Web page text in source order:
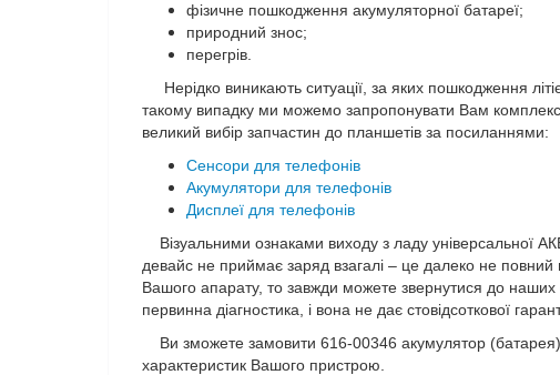
фізичне пошкодження акумуляторної батареї;
природний знос;
перегрів.
Нерідко виникають ситуації, за яких пошкодження
такому випадку ми можемо запропонувати Вам
великий вибір запчастин до планшетів за посиланнями:
Сенсори для телефонів
Акумулятори для телефонів
Дисплеї для телефонів
Візуальними ознаками виходу з ладу універсальної
девайс не приймає заряд взагалі – це далеко не
Вашого апарату, то завжди можете звернутися до наших
первинна діагностика, і вона не дає стовідсоткової
Ви зможете замовити 616-00346 акумулятор
характеристик Вашого пристрою.